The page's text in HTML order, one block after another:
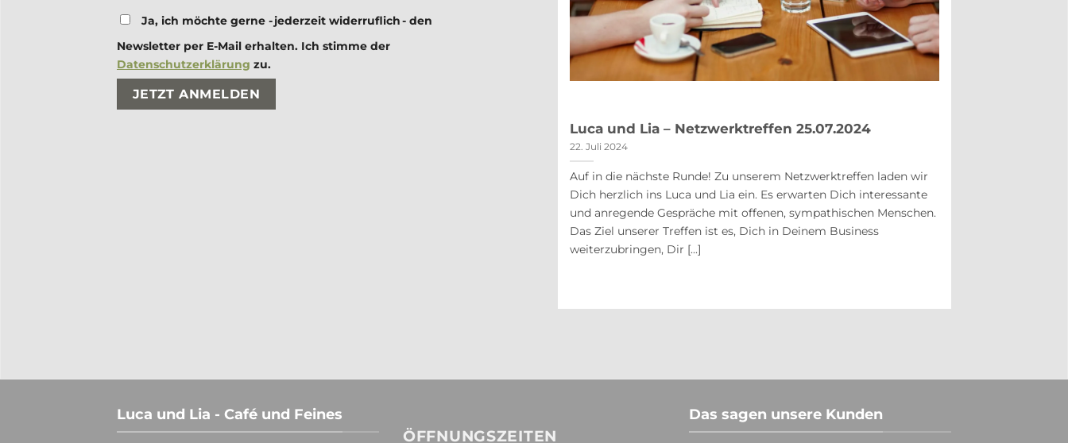
Ja, ich möchte gerne - jederzeit widerruflich - den
Newsletter per E-Mail erhalten. Ich stimme der
Datenschutzerklärung zu.
Bitte lasse dieses Feld leer.
Bitte lasse dieses Feld leer.
Luca und Lia – Netzwerktreffen 25.07.2024
22. Juli 2024
Auf in die nächste Runde! Zu unserem Netzwerktreffen laden wir
Dich herzlich ins Luca und Lia ein. Es erwarten Dich interessante
und anregende Gespräche mit offenen, sympathischen Menschen.
Das Ziel unserer Treffen ist es, Dich in Deinem Business
weiterzubringen, Dir [...]
Luca und Lia - Café und Feines
ÖFFNUNGSZEITEN
Das sagen unsere Kunden